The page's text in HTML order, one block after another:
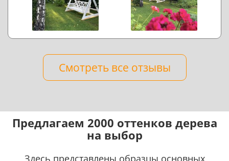
Смотреть все отзывы
Предлагаем 2000 оттенков дерева
на выбор